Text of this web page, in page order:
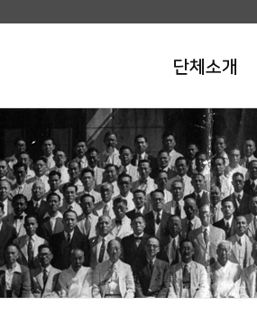
단체소개